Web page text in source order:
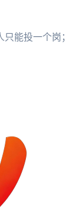
能投一个岗；